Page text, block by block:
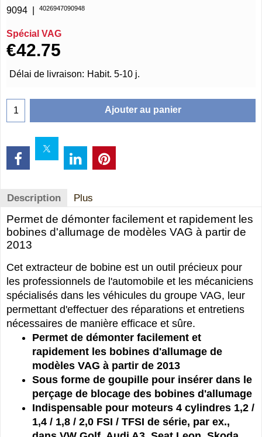
9094 4026947090948
Spécial VAG
€42.75
Délai de livraison: Habit. 5-10 j.
Ajouter au panier
Description Plus
Permet de démonter facilement et rapidement les
bobines d'allumage de modèles VAG à partir de
2013
Cet extracteur de bobine est un outil précieux pour
les professionnels de l'automobile et les mécaniciens
spécialisés dans les véhicules du groupe VAG, leur
permettant d'effectuer des réparations et entretiens
nécessaires de manière efficace et sûre.
Permet de démonter facilement et
rapidement les bobines d'allumage de
modèles VAG à partir de 2013
Sous forme de goupille pour insérer dans le
perçage de blocage des bobines d'allumage
Indispensable pour moteurs 4 cylindres 1,2 /
1,4 / 1,8 / 2,0 FSI / TFSI de série, par ex.,